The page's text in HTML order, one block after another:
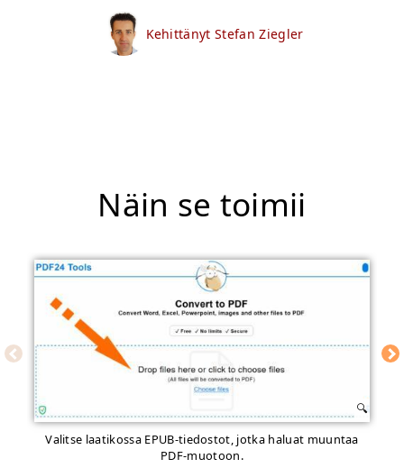
Kehittänyt Stefan Ziegler
Näin se toimii
Valitse laatikossa EPUB-tiedostot, jotka haluat muuntaa
PDF-muotoon.